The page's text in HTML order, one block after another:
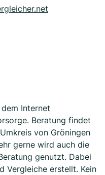
Internet
Beratung findet
von Gröningen
gerne wird auch die
genutzt. Dabei
Vergleiche erstellt. Kein